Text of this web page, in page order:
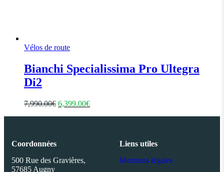
Vélos de route
Bianchi Specialissima Pro Ultegra
Di2
7,990.00€ 6,399.00€
Coordonnées
500 Rue des Gravières,
57685 Augny
Liens utiles
Mentions légales